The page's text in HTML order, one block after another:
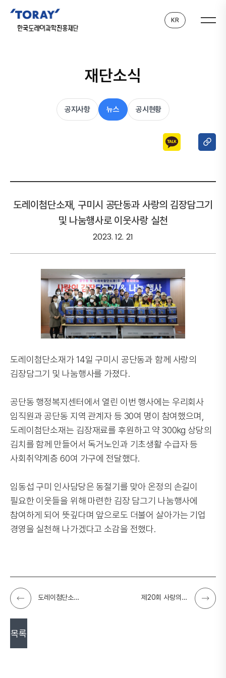
KR
재단소식
공지사항 뉴스 공시현황
도레이첨단소재, 구미시 공단동과 사랑의 김장담그기
및 나눔행사로 이웃사랑 실천
2023. 12. 21
도레이첨단소재가 14일 구미시 공단동과 함께 사랑의
김장담그기 및 나눔행사를 가졌다.
공단동 행정복지센터에서 열린 이번 행사에는 우리회사
임직원과 공단동 지역 관계자 등 30여 명이 참여했으며,
도레이첨단소재는 김장재료를 후원하고 약 300kg 상당의
김치를 함께 만들어서 독거노인과 기초생활 수급자 등
사회취약계층 60여 가구에 전달했다.
임동섭 구미 인사담당은 동절기를 맞아 온정의 손길이
필요한 이웃들을 위해 마련한 김장 담그기 나눔행사에
참여하게 되어 뜻깊다며 앞으로도 더불어 살아가는 기업
경영을 실천해 나가겠다고 소감을 전했다.
도레이첨단소재, 자매부대 모범간부 초청, 장병들의 노고에 감사 마음 전해
목록
제20회 사랑의 산타 보내기 봉사, 이웃사랑 실천으로 따뜻한 성탄절 선물 전달해